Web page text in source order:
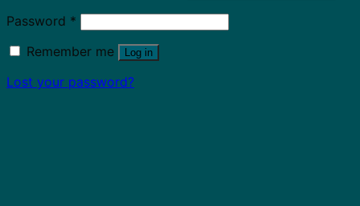
Password *
Remember me
Log in
Lost your password?